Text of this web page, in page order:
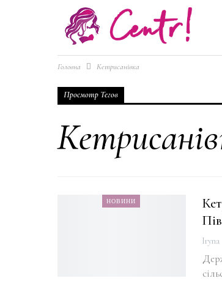
Головна Кетрисанівка
Просмотр Тегов
НОВИНИ
Iryna